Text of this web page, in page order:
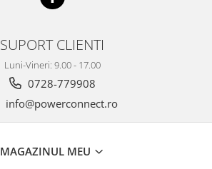
SUPORT CLIENTI
Luni-Vineri: 9.00 - 17.00
0728-779908
info@powerconnect.ro
MAGAZINUL MEU